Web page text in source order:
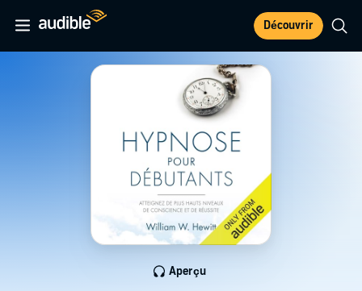
Découvrir
Aperçu